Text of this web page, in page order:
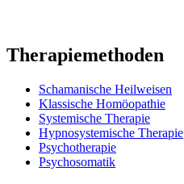
Therapiemethoden
Schamanische Heilweisen
Klassische Homöopathie
Systemische Therapie
Hypnosystemische Therapie
Psychotherapie
Psychosomatik